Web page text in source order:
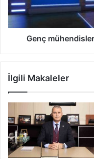
Genç
İlgili Makaleler